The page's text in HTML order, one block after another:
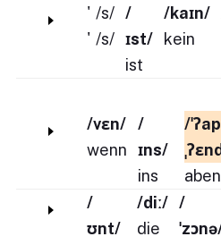
'
'
/s/
/s/
/
ɪst/
ist
/kaɪn/
kein
/vɛn/
wenn
/
ɪns/
ins
/ˈʔap
/
ʊnt/
/diː/
die
/